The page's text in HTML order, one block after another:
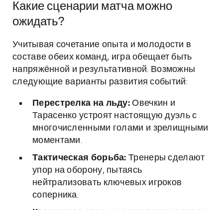
Какие сценарии матча можно
ожидать?
Учитывая сочетание опыта и молодости в
составе обеих команд, игра обещает быть
напряжённой и результативной. Возможны
следующие варианты развития событий:
Перестрелка на льду: Овечкин и
Тарасенко устроят настоящую дуэль с
многочисленными голами и зрелищными
моментами.
Тактическая борьба: Тренеры сделают
упор на оборону, пытаясь
нейтрализовать ключевых игроков
соперника.